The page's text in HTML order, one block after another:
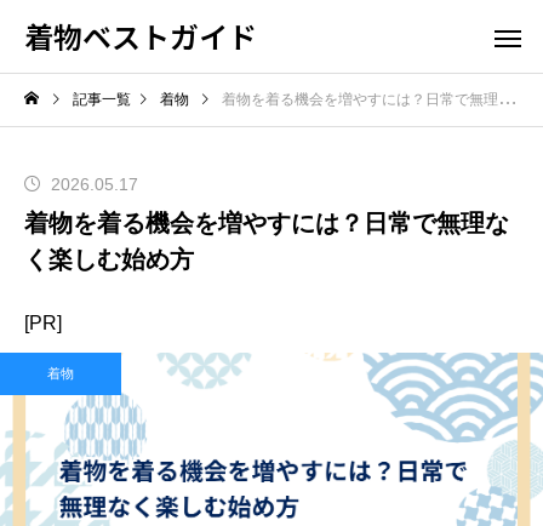
着物ベストガイド
記事一覧 着物 着物を着る機会を増やすには？日常で無理なく楽しむ始め方
2026.05.17
着物を着る機会を増やすには？日常で無理な
く楽しむ始め方
[PR]
着物